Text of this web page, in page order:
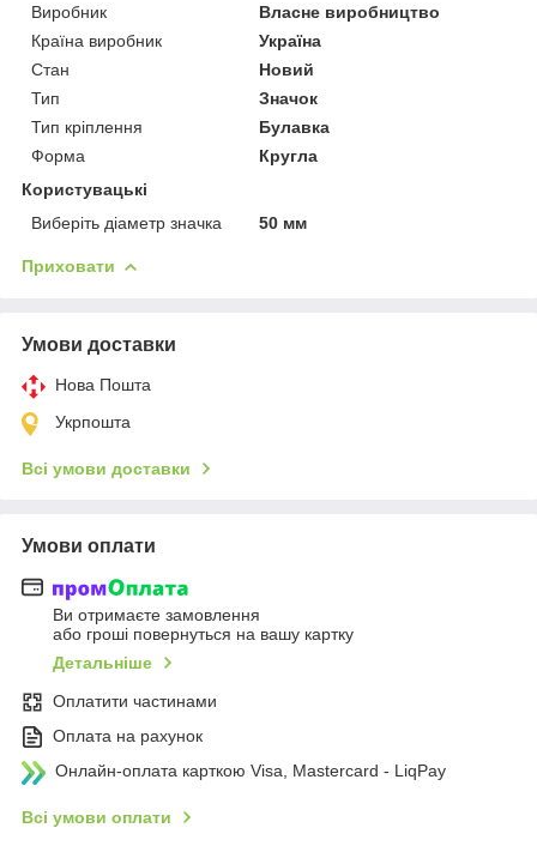
Виробник
Власне виробництво
Країна виробник
Україна
Стан
Новий
Тип
Значок
Тип кріплення
Булавка
Форма
Кругла
Користувацькі
Виберіть діаметр значка
50 мм
Приховати
Умови доставки
Нова Пошта
Укрпошта
Всі умови доставки
Умови оплати
Ви отримаєте замовлення
або гроші повернуться на вашу картку
Детальніше
Оплатити частинами
Оплата на рахунок
Онлайн-оплата карткою Visa, Mastercard - LiqPay
Всі умови оплати